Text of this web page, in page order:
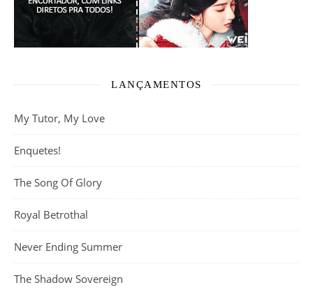
LANÇAMENTOS
My Tutor, My Love
Enquetes!
The Song Of Glory
Royal Betrothal
Never Ending Summer
The Shadow Sovereign